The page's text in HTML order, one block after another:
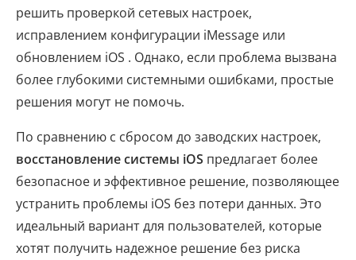
решить проверкой сетевых настроек,
исправлением конфигурации iMessage или
обновлением iOS . Однако, если проблема вызвана
более глубокими системными ошибками, простые
решения могут не помочь.
По сравнению с сбросом до заводских настроек,
восстановление системы iOS предлагает более
безопасное и эффективное решение, позволяющее
устранить проблемы iOS без потери данных. Это
идеальный вариант для пользователей, которые
хотят получить надежное решение без риска